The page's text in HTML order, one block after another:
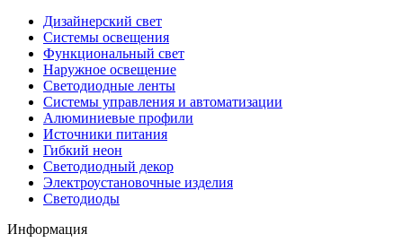
Дизайнерский свет
Системы освещения
Функциональный свет
Наружное освещение
Светодиодные ленты
Системы управления и автоматизации
Алюминиевые профили
Источники питания
Гибкий неон
Светодиодный декор
Электроустановочные изделия
Светодиоды
Информация